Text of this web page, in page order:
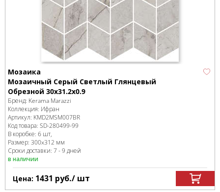
Мозаика
Мозаичный Серый Светлый Глянцевый
Обрезной 30x31.2x0.9
Бренд: Kerama Marazzi
Коллекция: Ифран
Артикул: KMD2MSM007BR
Код товара: SD-280499-99
В коробке: 6 шт,
Размер: 300x312 мм
Сроки доставки: 7 - 9 дней
в наличии
Цена: 1431 руб./ шт